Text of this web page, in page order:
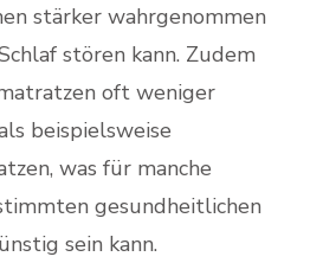
stärker wahrgenommen
stören kann. Zudem
oft weniger
beispielsweise
was für manche
gesundheitlichen
sein kann.